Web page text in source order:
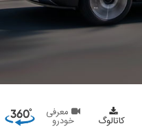
کاتالوگ
معرفی
خودرو